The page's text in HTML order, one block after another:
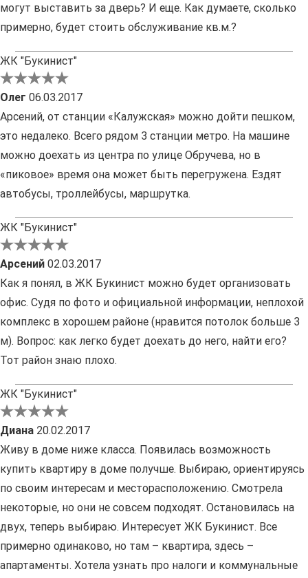
могут выставить за дверь? И еще. Как думаете, сколько
примерно, будет стоить обслуживание кв.м.?
ЖК "Букинист"
Олег 06.03.2017
Арсений, от станции «Калужская» можно дойти пешком,
это недалеко. Всего рядом 3 станции метро. На машине
можно доехать из центра по улице Обручева, но в
«пиковое» время она может быть перегружена. Ездят
автобусы, троллейбусы, маршрутка.
ЖК "Букинист"
Арсений 02.03.2017
Как я понял, в ЖК Букинист можно будет организовать
офис. Судя по фото и официальной информации, неплохой
комплекс в хорошем районе (нравится потолок больше 3
м). Вопрос: как легко будет доехать до него, найти его?
Тот район знаю плохо.
ЖК "Букинист"
Диана 20.02.2017
Живу в доме ниже класса. Появилась возможность
купить квартиру в доме получше. Выбираю, ориентируясь
по своим интересам и месторасположению. Смотрела
некоторые, но они не совсем подходят. Остановилась на
двух, теперь выбираю. Интересует ЖК Букинист. Все
примерно одинаково, но там – квартира, здесь –
апартаменты. Хотела узнать про налоги и коммунальные